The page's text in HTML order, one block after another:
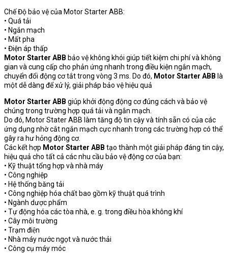
Chế Độ bảo vệ của Motor Starter ABB:
• Quá tải
• Ngắn mạch
• Mất pha
• Điện áp thấp
Motor Starter ABB bảo vệ không khói giúp tiết kiệm chi phí và không
gian và cung cấp cho phản ứng nhanh trong điều kiện ngắn mạch,
chuyển đổi động cơ tắt trong vòng 3 ms. Do đó, Motor Starter ABB là
một dễ dàng để xử lý, giải pháp bảo vệ hiệu quả
Motor Starter ABB giúp khởi động động cơ đúng cách và bảo vệ
chúng trong trường hợp quá tải và ngắn mạch.
Do đó, Motor Stater ABB làm tăng độ tin cậy và tính sẵn có của các
ứng dụng nhờ cắt ngắn mạch cực nhanh trong các trường hợp có thể
gây ra hư hỏng động cơ.
Các kết hợp Motor Starter ABB tạo thành một giải pháp đáng tin cậy,
hiệu quả cho tất cả các nhu cầu bảo vệ động cơ của bạn:
• Kỹ thuật tổng hợp và nhà máy
• Công nghiệp
• Hệ thống băng tải
• Công nghiệp hóa chất bao gồm kỹ thuật quá trình
• Ngành dược phẩm
• Tự động hóa các tòa nhà, e. g. trong điều hòa không khí
• Cây môi trường
• Trạm điện
• Nhà máy nước ngọt và nước thải
• Công cụ máy móc